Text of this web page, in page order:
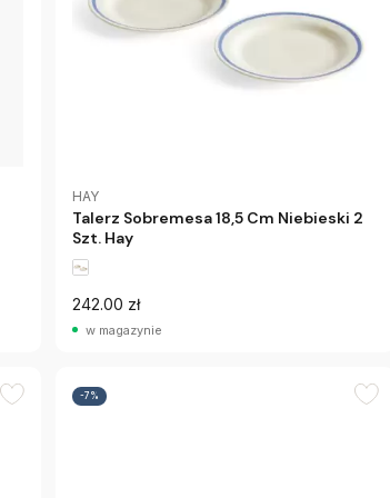
HAY
Talerz Sobremesa 18,5 Cm Niebieski 2
Szt. Hay
242.00 zł
w magazynie
-7%